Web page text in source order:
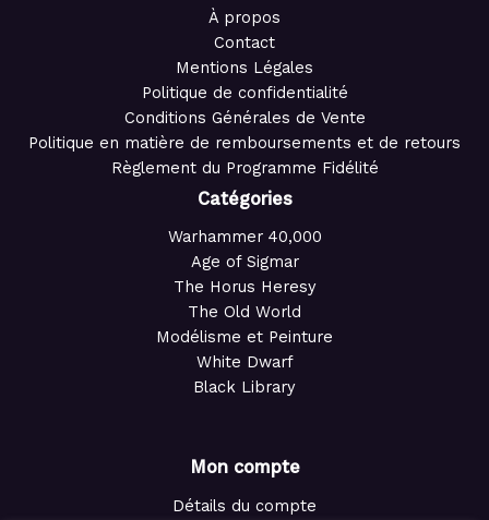
À propos
Contact
Mentions Légales
Politique de confidentialité
Conditions Générales de Vente
Politique en matière de remboursements et de retours
Règlement du Programme Fidélité
Catégories
Warhammer 40,000
Age of Sigmar
The Horus Heresy
The Old World
Modélisme et Peinture
White Dwarf
Black Library
Mon compte
Détails du compte